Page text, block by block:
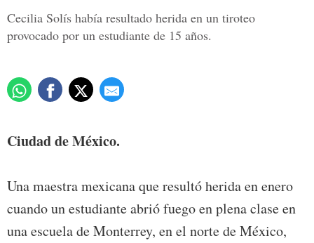
Cecilia Solís había resultado herida en un tiroteo
provocado por un estudiante de 15 años.
Ciudad de México.
Una maestra mexicana que resultó herida en enero
cuando un estudiante abrió fuego en plena clase en
una escuela de Monterrey, en el norte de México,